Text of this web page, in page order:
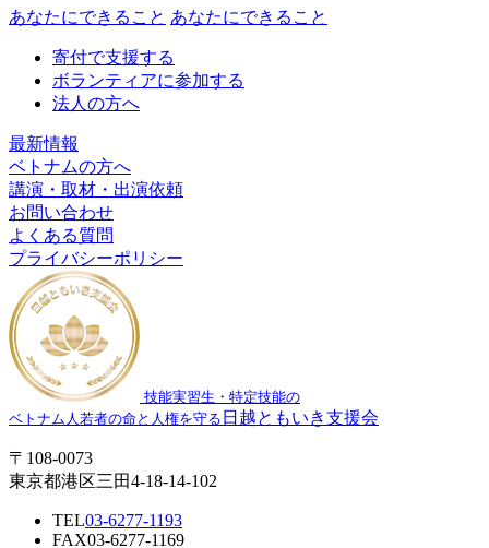
あなたにできること あなたにできること
寄付で支援する
ボランティアに参加する
法人の方へ
最新情報
ベトナムの方へ
講演・取材・出演依頼
お問い合わせ
よくある質問
プライバシーポリシー
技能実習生・特定技能の
ベトナム人若者の命と人権を守る 日越ともいき支援会
〒108-0073
東京都港区三田4-18-14-102
TEL03-6277-1193
FAX03-6277-1169